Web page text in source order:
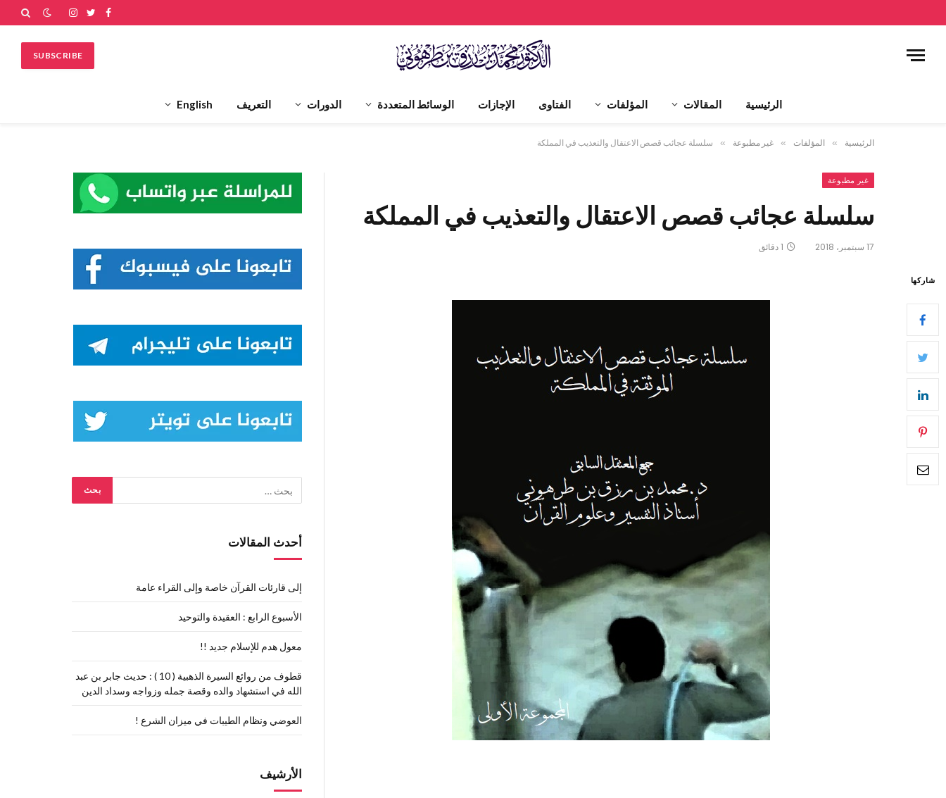
فيسبوك
تويترالانستغرام
SUBSCRIBE
الرئيسية المقالات المؤلفات الفتاوى الإجازات الوسائط المتعددة الدورات التعريف English
الرئيسية » المؤلفات » غير مطبوعة » سلسلة عجائب قصص الاعتقال والتعذيب في المملكة
غير مطبوعة
سلسلة عجائب قصص الاعتقال والتعذيب في المملكة
17 سبتمبر، 2018 1 دقائق
شاركها
أحدث المقالات
إلى قارئات القرآن خاصة وإلى القراء عامة
الأسبوع الرابع : العقيدة والتوحيد
معول هدم للإسلام جديد !!
قطوف من روائع السيرة الذهبية ( 10 ) : حديث جابر بن عبد
الله في استشهاد والده وقصة جمله وزواجه وسداد الدين
العوضي ونظام الطيبات في ميزان الشرع !
الأرشيف